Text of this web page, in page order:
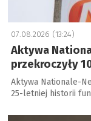
07.08.2026 (13:24)
Aktywa
przekroczyły
Aktywa Nationale-
25-letniej historii
a